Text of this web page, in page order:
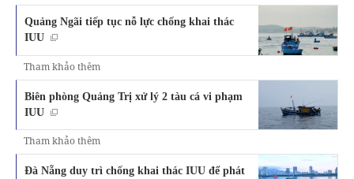
Quảng Ngãi tiếp tục nỗ lực chống khai thác
IUU
Tham khảo thêm
Biên phòng Quảng Trị xử lý 2 tàu cá vi phạm
IUU
Tham khảo thêm
Đà Nẵng duy trì chống khai thác IUU để phát